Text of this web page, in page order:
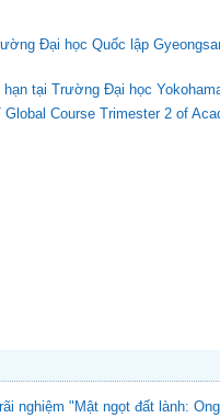
Đại học Quốc lập
tại Trường Đại học
Course Trimester 2 of
nghiệm "Mật ngọt đất lành: